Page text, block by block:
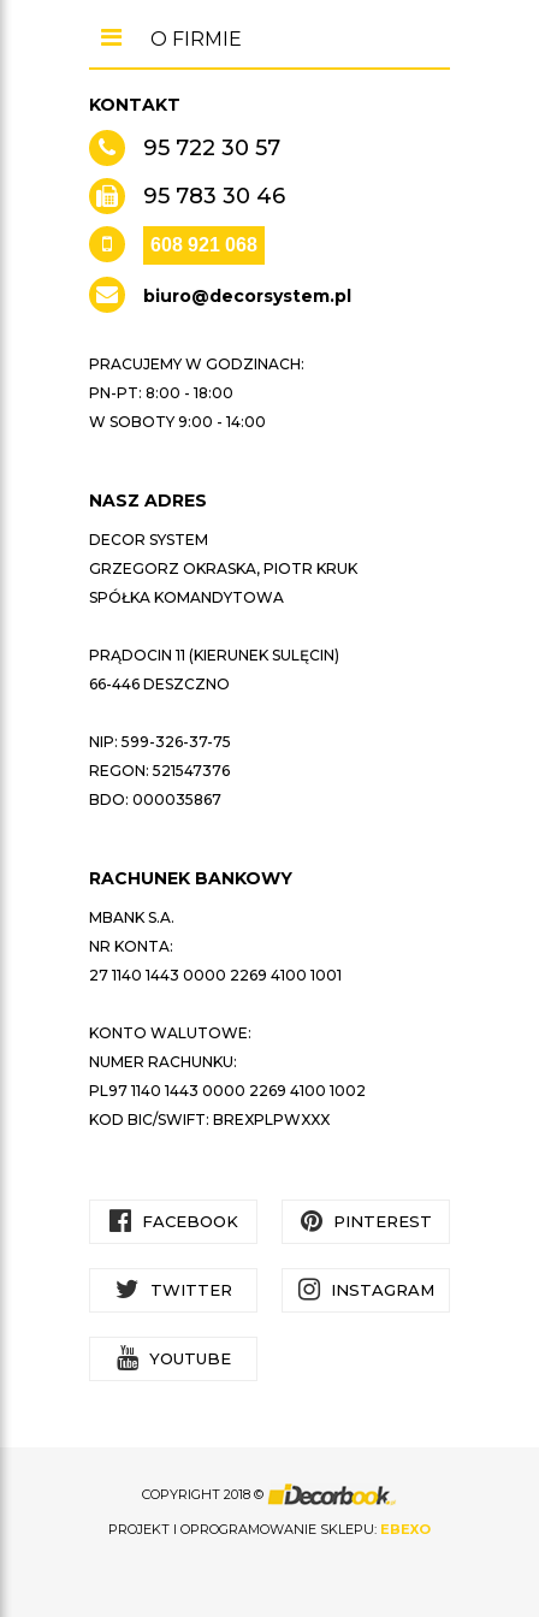
KONTAKT
95 722 30 57
95 783 30 46
608 921 068
biuro@decorsystem.pl
PRACUJEMY W GODZINACH:
PN-PT: 8:00 - 18:00
W SOBOTY 9:00 - 14:00
NASZ ADRES
DECOR SYSTEM
GRZEGORZ OKRASKA, PIOTR KRUK
SPÓŁKA KOMANDYTOWA
PRĄDOCIN 11 (KIERUNEK SULĘCIN)
66-446 DESZCZNO
NIP: 599-326-37-75
REGON: 521547376
BDO: 000035867
O FIRMIE
RACHUNEK BANKOWY
MBANK S.A.
NR KONTA:
27 1140 1443 0000 2269 4100 1001
KONTO WALUTOWE:
NUMER RACHUNKU:
PL97 1140 1443 0000 2269 4100 1002
KOD BIC/SWIFT: BREXPLPWXXX
FACEBOOK PINTEREST
TWITTER INSTAGRAM
YOUTUBE
COPYRIGHT 2018 ©
PROJEKT I OPROGRAMOWANIE SKLEPU: EBEXO